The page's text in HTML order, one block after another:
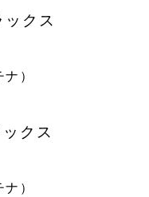
クス
）
クス
）